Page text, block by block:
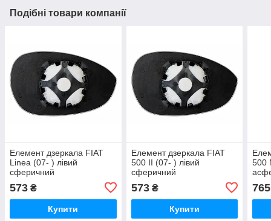
Подібні товари компанії
Елемент дзеркала FIAT
Linea (07- ) лівий
сферичний
573 ₴
Купити
Елемент дзеркала FIAT
500 II (07- ) лівий
сферичний
573₴
Купити
500
765